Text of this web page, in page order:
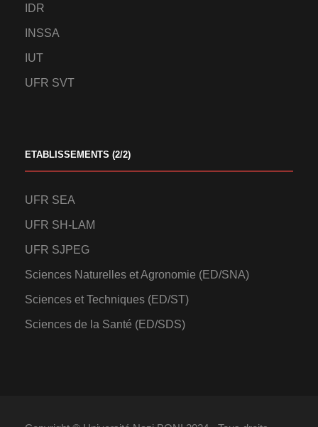
IDR
INSSA
IUT
UFR SVT
ETABLISSEMENTS (2/2)
UFR SEA
UFR SH-LAM
UFR SJPEG
Sciences Naturelles et Agronomie (ED/SNA)
Sciences et Techniques (ED/ST)
Sciences de la Santé (ED/SDS)